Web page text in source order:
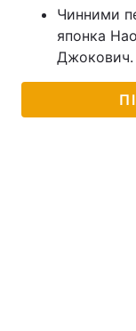
Чинними
японка
Джокович.